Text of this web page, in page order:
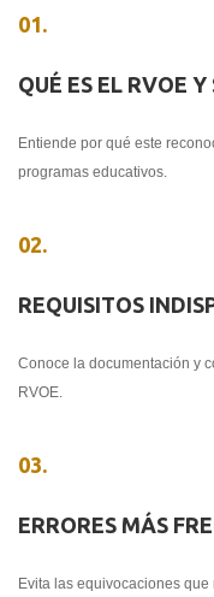
01.
QUÉ ES EL RVOE
Entiende por qué este
programas educativos.
02.
REQUISITOS
Conoce la documentación y
RVOE.
03.
ERRORES MÁS
Evita las equivocaciones